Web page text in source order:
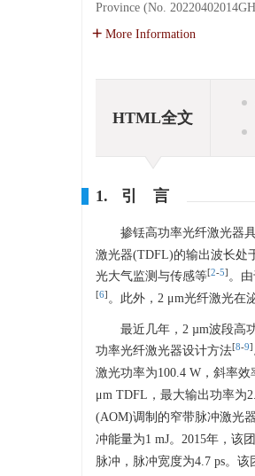
Province (No.
More Information
HTML全文
1. 引 言
掺铥高功率光纤激光器
激光器(TDFL)的输出波长处
光大气监测与传感等[2-5] 。
[6] 。此外，2 μm光纤激光在
最近几年，2 µm波段高
功率光纤激光器设计方法[8-9]
激光功率为100.4 W，斜率效
μm TDFL，最大输出功率为
(AOM)调制的窄带脉冲激光
冲能量为1 mJ。2015年，该
脉冲，脉冲宽度为4.7 ps。